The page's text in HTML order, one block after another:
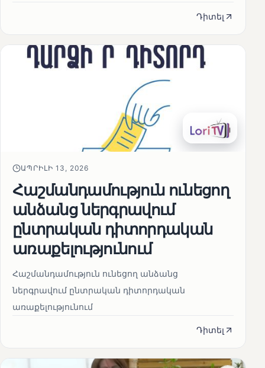
Դիտել
ԱՊՐԻԼԻ 13, 2026
Հաշմանդամություն ունեցող
անձանց ներգրավում
ընտրական դիտորդական
առաքելությունում
Հաշմանդամություն ունեցող անձանց
ներգրավում ընտրական դիտորդական
առաքելությունում
Դիտել